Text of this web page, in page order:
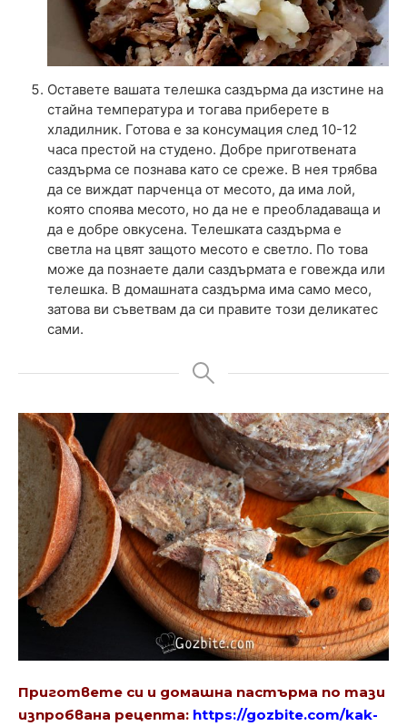
Оставете вашата телешка саздърма да изстине на
стайна температура и тогава приберете в
хладилник. Готова е за консумация след 10-12
часа престой на студено. Добре приготвената
саздърма се познава като се среже. В нея трябва
да се виждат парченца от месото, да има лой,
която споява месото, но да не е преобладаваща и
да е добре овкусена. Телешката саздърма е
светла на цвят защото месото е светло. По това
може да познаете дали саздърмата е говежда или
телешка. В домашната саздърма има само месо,
затова ви съветвам да си правите този деликатес
сами.
Пригответе си и домашна пастърма по тази
изпробвана рецепта: https://gozbite.com/kak-